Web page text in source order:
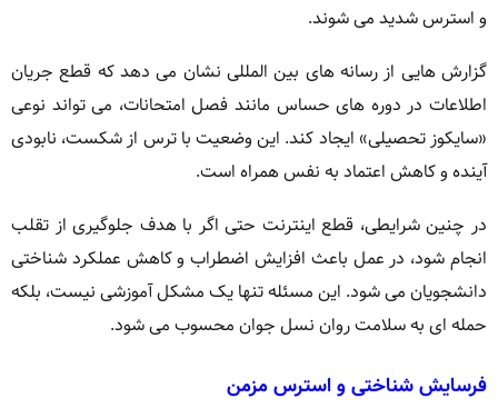
و استرس شدید می شوند.
گزارش هایی از رسانه های بین المللی نشان می دهد که قطع جریان
اطلاعات در دوره های حساس مانند فصل امتحانات، می تواند نوعی
«سایکوز تحصیلی» ایجاد کند. این وضعیت با ترس از شکست، نابودی
آینده و کاهش اعتماد به نفس همراه است.
در چنین شرایطی، قطع اینترنت حتی اگر با هدف جلوگیری از تقلب
انجام شود، در عمل باعث افزایش اضطراب و کاهش عملکرد شناختی
دانشجویان می شود. این مسئله تنها یک مشکل آموزشی نیست، بلکه
حمله ای به سلامت روان نسل جوان محسوب می شود.
فرسایش شناختی و استرس مزمن